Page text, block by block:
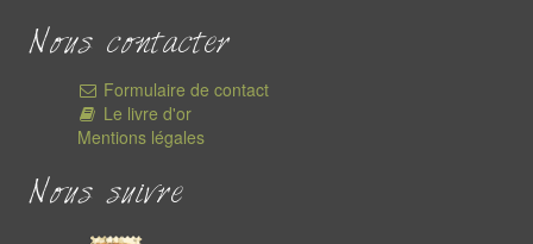
Nous contacter
Formulaire de contact
Le livre d'or
Mentions légales
Nous suivre